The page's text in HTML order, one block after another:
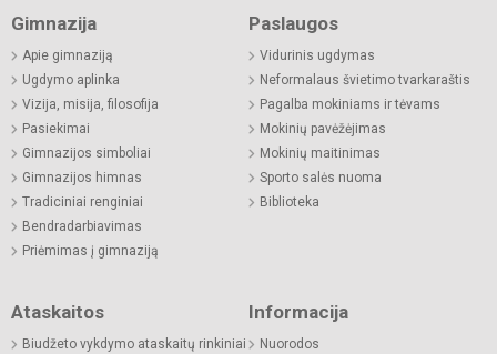
Gimnazija
Apie gimnaziją
Ugdymo aplinka
Vizija, misija, filosofija
Pasiekimai
Gimnazijos simboliai
Gimnazijos himnas
Tradiciniai renginiai
Bendradarbiavimas
Priėmimas į gimnaziją
Paslaugos
Vidurinis ugdymas
Neformalaus švietimo tvarkaraštis
Pagalba mokiniams ir tėvams
Mokinių pavėžėjimas
Mokinių maitinimas
Sporto salės nuoma
Biblioteka
Ataskaitos
Biudžeto vykdymo ataskaitų rinkiniai
Informacija
Nuorodos